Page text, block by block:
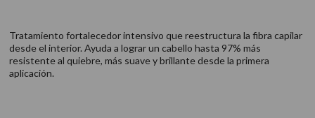
Tratamiento fortalecedor intensivo que reestructura la fibra capilar
desde el interior. Ayuda a lograr un cabello hasta 97% más
resistente al quiebre, más suave y brillante desde la primera
aplicación.